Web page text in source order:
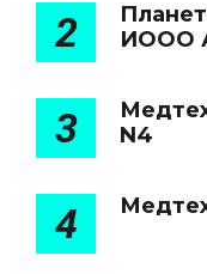
2
ИООО
3
N4
4